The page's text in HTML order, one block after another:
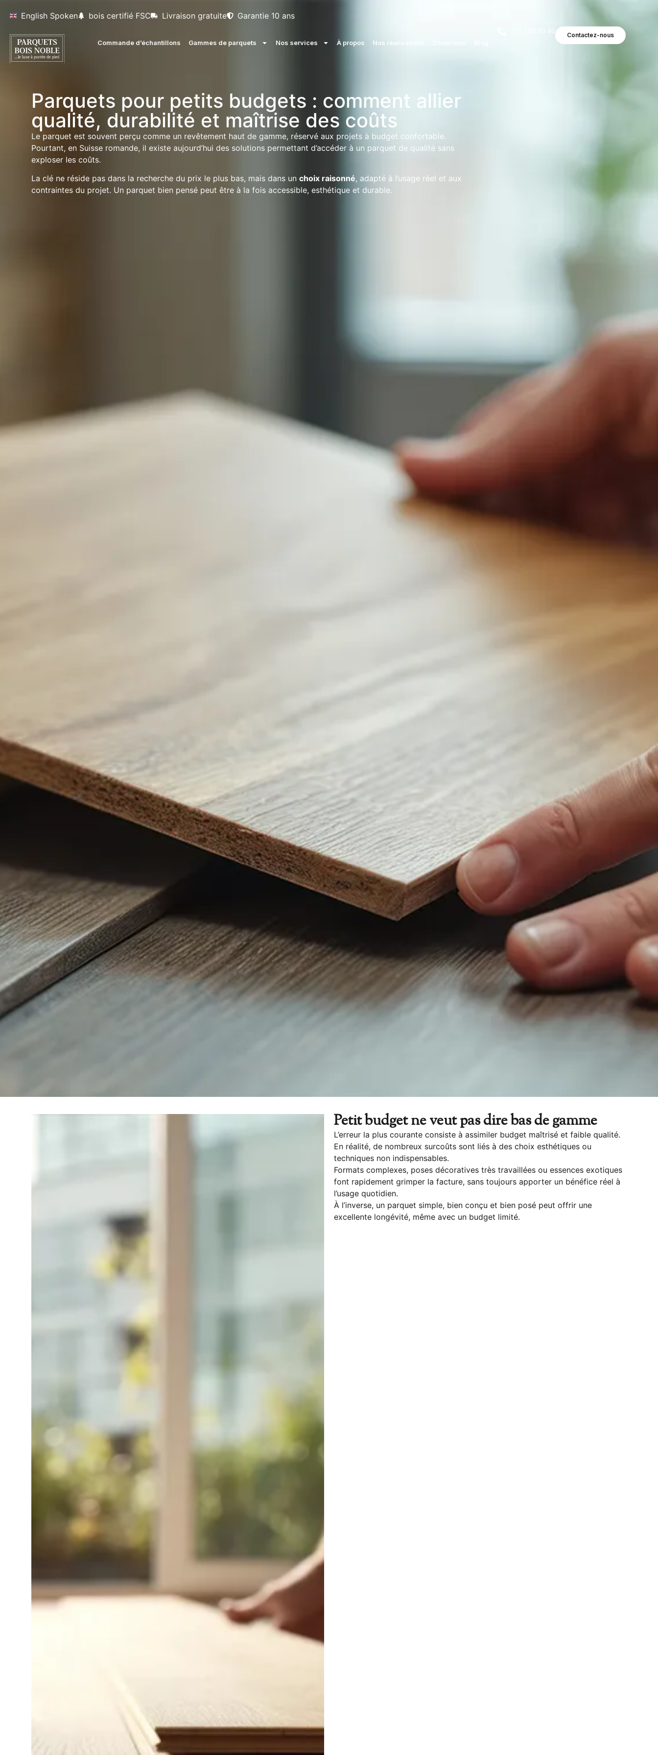
English Spoken bois certifié FSC Livraison gratuite Garantie 10 ans
Commande d’échantillons Gammes de parquets Nos services À propos Nos réalisations
021 558 80 40
Contactez-nous
Parquets pour petits budgets : comment allier
qualité, durabilité et maîtrise des coûts
Le parquet est souvent perçu comme un revêtement haut de gamme, réservé aux projets à budget confortable.
Pourtant, en Suisse romande, il existe aujourd’hui des solutions permettant d’accéder à un parquet de qualité sans
exploser les coûts.
La clé ne réside pas dans la recherche du prix le plus bas, mais dans un choix raisonné, adapté à l’usage réel et aux
contraintes du projet. Un parquet bien pensé peut être à la fois accessible, esthétique et durable.
Petit budget ne veut pas dire bas de gamme
L’erreur la plus courante consiste à assimiler budget maîtrisé et faible qualité.
En réalité, de nombreux surcoûts sont liés à des choix esthétiques ou
techniques non indispensables.
Formats complexes, poses décoratives très travaillées ou essences exotiques
font rapidement grimper la facture, sans toujours apporter un bénéfice réel à
l’usage quotidien.
À l’inverse, un parquet simple, bien conçu et bien posé peut offrir une
excellente longévité, même avec un budget limité.